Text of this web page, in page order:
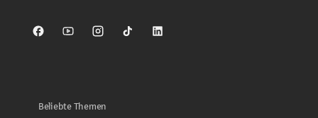
Sparkasse auf Facebook
Sparkasse auf Youtube
Sparkasse auf Instagram
Sparkasse auf TikTok
Sparkasse auf LinkedIn
Beliebte Themen